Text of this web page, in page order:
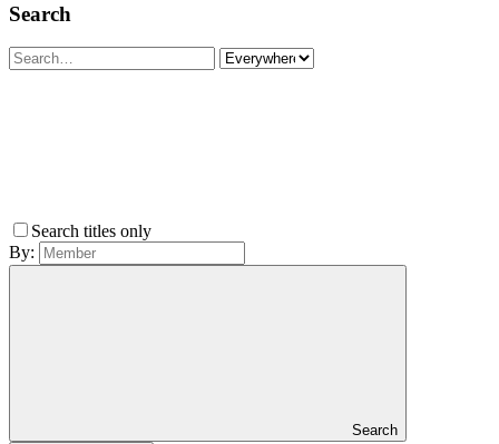
Search
Search titles only
By:
Search